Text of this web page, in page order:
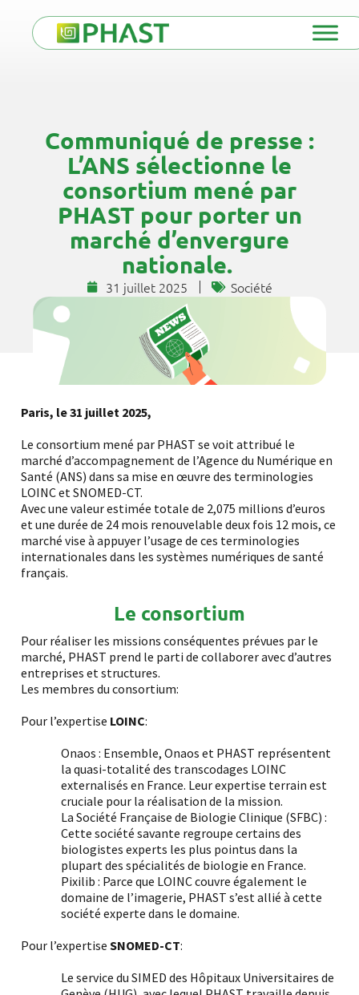
Communiqué de presse :
L’ANS sélectionne le
consortium mené par
PHAST pour porter un
marché d’envergure
nationale.
31 juillet 2025 Société
Paris, le 31 juillet 2025,
Le consortium mené par PHAST se voit attribué le
marché d’accompagnement de l’Agence du Numérique en
Santé (ANS) dans sa mise en œuvre des terminologies
LOINC et SNOMED-CT.
Avec une valeur estimée totale de 2,075 millions d’euros
et une durée de 24 mois renouvelable deux fois 12 mois, ce
marché vise à appuyer l’usage de ces terminologies
internationales dans les systèmes numériques de santé
français.
Le consortium
Pour réaliser les missions conséquentes prévues par le
marché, PHAST prend le parti de collaborer avec d’autres
entreprises et structures.
Les membres du consortium:
Pour l’expertise LOINC:
Onaos : Ensemble, Onaos et PHAST représentent
la quasi-totalité des transcodages LOINC
externalisés en France. Leur expertise terrain est
cruciale pour la réalisation de la mission.
La Société Française de Biologie Clinique (SFBC) :
Cette société savante regroupe certains des
biologistes experts les plus pointus dans la
plupart des spécialités de biologie en France.
Pixilib : Parce que LOINC couvre également le
domaine de l’imagerie, PHAST s’est allié à cette
société experte dans le domaine.
Pour l’expertiseSNOMED-CT:
Le service du SIMED des Hôpitaux Universitaires de